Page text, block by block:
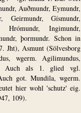
Auðmundr, Eymundr,
Geirmundr, Gísmundr,
Hrómundr, Ingimundr,
þormundr. Schon in
Jht), Asmunt (Sölvesborg
wgerm. Agilimundus,
Auch als 1. glied vgl.
got. Mundila, wgerm.
hier wohl 'schutz' eig.
109).